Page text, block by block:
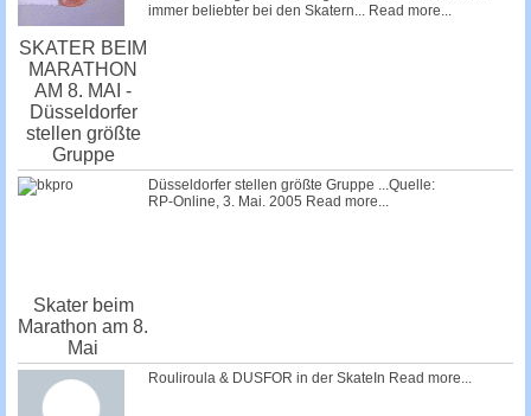
SKATER BEIM
MARATHON
AM 8. MAI -
Düsseldorfer
stellen größte
Gruppe
immer beliebter bei den Skatern... Read more...
Skater beim
Marathon am 8.
Mai
Düsseldorfer stellen größte Gruppe ...Quelle:
RP-Online, 3. Mai. 2005 Read more...
Rouliroula & DUSFOR in der SkateIn Read more...